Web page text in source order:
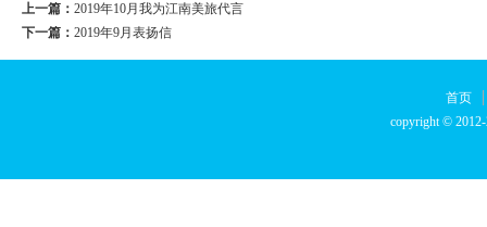
上一篇： 2019年10月我为江南美旅代言
下一篇： 2019年9月表扬信
首页
copyright ©